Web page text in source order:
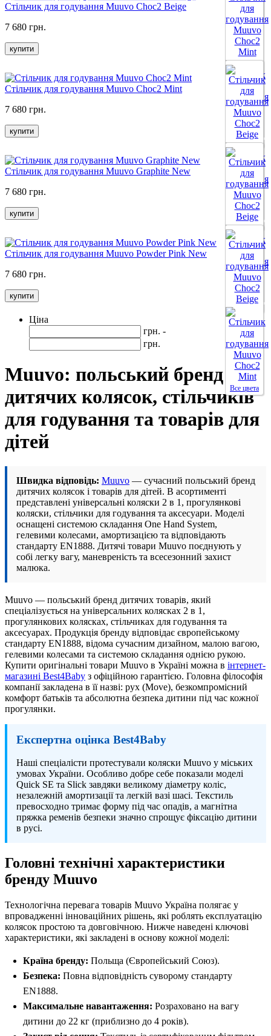
Все цвета
Все цвета
Стільчик для годування Muuvo Choc2 Beige
7 680 грн.
купити
Все цвета
Стільчик для годування Muuvo Choc2 Mint
7 680 грн.
купити
Все цвета
Стільчик для годування Muuvo Graphite New
7 680 грн.
купити
Все цвета
Стільчик для годування Muuvo Powder Pink New
7 680 грн.
купити
Ціна
грн. -
грн.
Muuvo: польський бренд
дитячих колясок, стільчиків
для годування та товарів для
дітей
Швидка відповідь: Muuvo — сучасний польський бренд
дитячих колясок і товарів для дітей. В асортименті
представлені універсальні коляски 2 в 1, прогулянкові
коляски, стільчики для годування та аксесуари. Моделі
оснащені системою складання One Hand System,
гелевими колесами, амортизацією та відповідають
стандарту EN1888. Дитячі товари Muuvo поєднують у
собі легку вагу, маневреність та всесезонний захист
малюка.
Muuvo — польський бренд дитячих товарів, який
спеціалізується на універсальних колясках 2 в 1,
прогулянкових колясках, стільчиках для годування та
аксесуарах. Продукція бренду відповідає європейському
стандарту EN1888, відома сучасним дизайном, малою вагою,
гелевими колесами та системою складання однією рукою.
Купити оригінальні товари Muuvo в Україні можна в інтернет-
магазині Best4Baby з офіційною гарантією. Головна філософія
компанії закладена в її назві: рух (Move), безкомпромісний
комфорт батьків та абсолютна безпека дитини під час кожної
прогулянки.
Експертна оцінка Best4Baby
Наші спеціалісти протестували коляски Muuvo у міських
умовах України. Особливо добре себе показали моделі
Quick SE та Slick завдяки великому діаметру коліс,
незалежній амортизації та легкій вазі шасі. Текстиль
превосходно тримає форму під час опадів, а магнітна
пряжка ременів безпеки значно спрощує фіксацію дитини
в русі.
Головні технічні характеристики
бренду Muuvo
Технологічна перевага товарів Muuvo Україна полягає у
впровадженні інноваційних рішень, які роблять експлуатацію
колясок простою та довговічною. Нижче наведені ключові
характеристики, які закладені в основу кожної моделі:
Країна бренду: Польща (Європейський Союз).
Безпека: Повна відповідність суворому стандарту
EN1888.
Максимальне навантаження: Розраховано на вагу
дитини до 22 кг (приблизно до 4 років).